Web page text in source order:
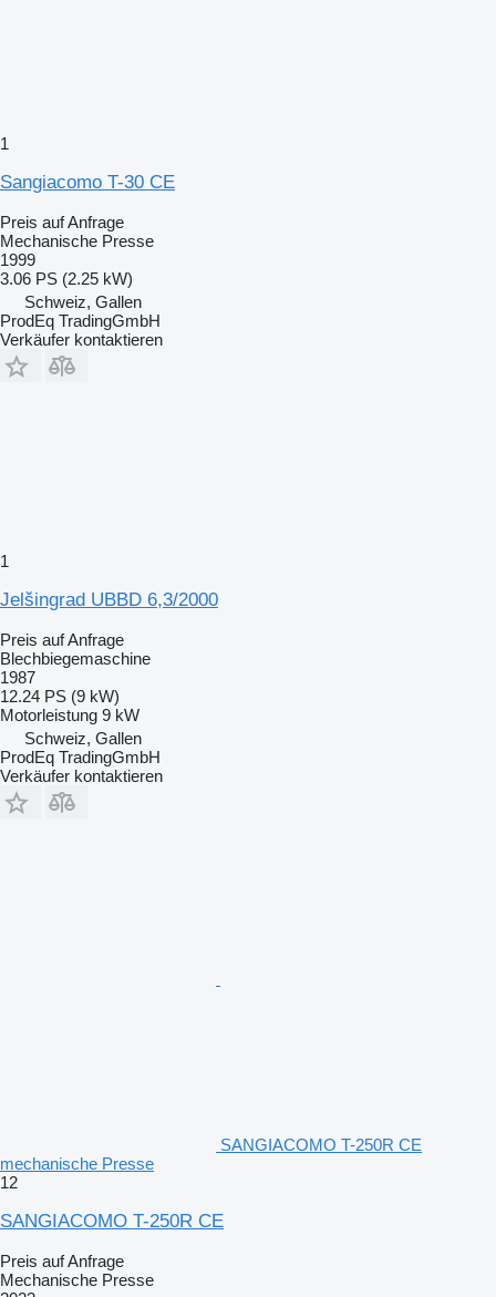
1
Sangiacomo T-30 CE
Preis auf Anfrage
Mechanische Presse
1999
3.06 PS (2.25 kW)
Schweiz, Gallen
ProdEq TradingGmbH
Verkäufer kontaktieren
1
Jelšingrad UBBD 6,3/2000
Preis auf Anfrage
Blechbiegemaschine
1987
12.24 PS (9 kW)
Motorleistung 9 kW
Schweiz, Gallen
ProdEq TradingGmbH
Verkäufer kontaktieren
SANGIACOMO T-250R CE
mechanische Presse
12
SANGIACOMO T-250R CE
Preis auf Anfrage
Mechanische Presse